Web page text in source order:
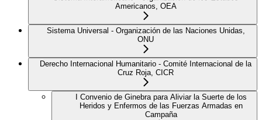
Americanos, OEA
Sistema Universal - Organización de las Naciones Unidas,
ONU
Derecho Internacional Humanitario - Comité Internacional de la
Cruz Roja, CICR
I Convenio de Ginebra para Aliviar la Suerte de los
Heridos y Enfermos de las Fuerzas Armadas en
Campaña